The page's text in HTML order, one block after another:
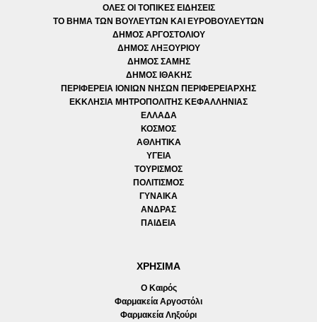
ΟΛΕΣ ΟΙ ΤΟΠΙΚΕΣ ΕΙΔΗΣΕΙΣ
ΤΟ ΒΗΜΑ ΤΩΝ ΒΟΥΛΕΥΤΩΝ ΚΑΙ ΕΥΡΟΒΟΥΛΕΥΤΩΝ
ΔΗΜΟΣ ΑΡΓΟΣΤΟΛΙΟΥ
ΔΗΜΟΣ ΛΗΞΟΥΡΙΟΥ
ΔΗΜΟΣ ΣΑΜΗΣ
ΔΗΜΟΣ ΙΘΑΚΗΣ
ΠΕΡΙΦΕΡΕΙΑ ΙΟΝΙΩΝ ΝΗΣΩΝ ΠΕΡΙΦΕΡΕΙΑΡΧΗΣ
ΕΚΚΛΗΣΙΑ ΜΗΤΡΟΠΟΛΙΤΗΣ ΚΕΦΑΛΛΗΝΙΑΣ
ΕΛΛΑΔΑ
ΚΟΣΜΟΣ
ΑΘΛΗΤΙΚΑ
ΥΓΕΙΑ
ΤΟΥΡΙΣΜΟΣ
ΠΟΛΙΤΙΣΜΟΣ
ΓΥΝΑΙΚΑ
ΑΝΔΡΑΣ
ΠΑΙΔΕΙΑ
ΧΡΗΣΙΜΑ
Ο Καιρός
Φαρμακεία Αργοστόλι
Φαρμακεία Ληξούρι